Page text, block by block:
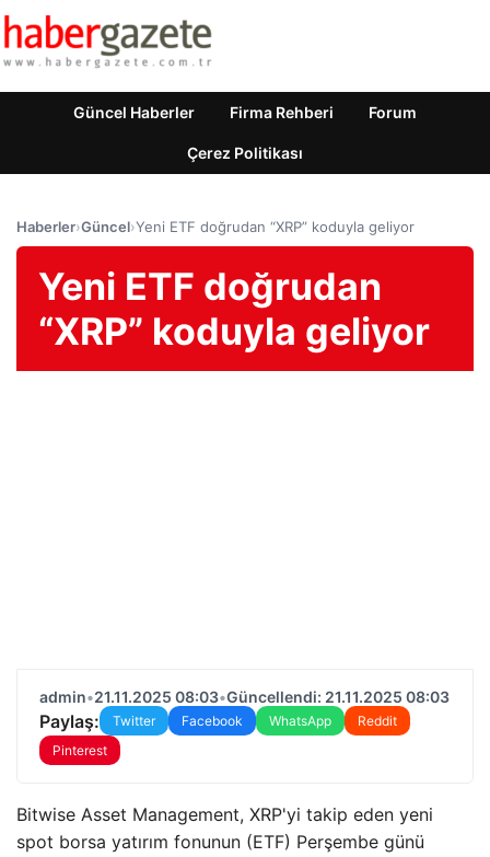
Güncel Haberler Firma Rehberi Forum
Çerez Politikası
Haberler›Güncel›Yeni ETF doğrudan “XRP” koduyla geliyor
Yeni ETF doğrudan
“XRP” koduyla geliyor
admin•21.11.2025 08:03•Güncellendi: 21.11.2025 08:03
Paylaş: Twitter Facebook WhatsApp
Reddit
Pinterest
Bitwise Asset Management, XRP'yi takip eden yeni
spot borsa yatırım fonunun (ETF) Perşembe günü